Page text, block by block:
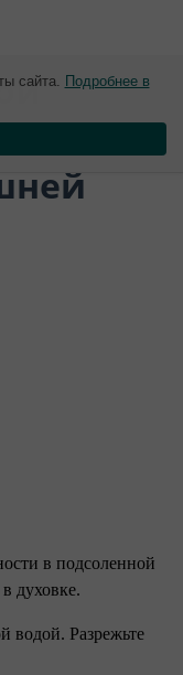
в подсоленной
духовке.
водой. Разрежьте
сайта. Подробнее в